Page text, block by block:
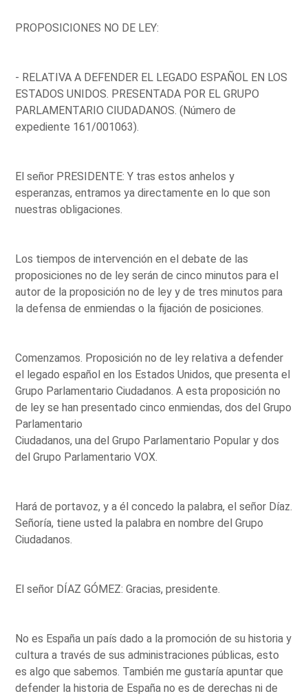
PROPOSICIONES NO DE LEY:
- RELATIVA A DEFENDER EL LEGADO ESPAÑOL EN LOS
ESTADOS UNIDOS. PRESENTADA POR EL GRUPO
PARLAMENTARIO CIUDADANOS. (Número de
expediente 161/001063).
El señor PRESIDENTE: Y tras estos anhelos y
esperanzas, entramos ya directamente en lo que son
nuestras obligaciones.
Los tiempos de intervención en el debate de las
proposiciones no de ley serán de cinco minutos para el
autor de la proposición no de ley y de tres minutos para
la defensa de enmiendas o la fijación de posiciones.
Comenzamos. Proposición no de ley relativa a defender
el legado español en los Estados Unidos, que presenta el
Grupo Parlamentario Ciudadanos. A esta proposición no
de ley se han presentado cinco enmiendas, dos del Grupo
Parlamentario
Ciudadanos, una del Grupo Parlamentario Popular y dos
del Grupo Parlamentario VOX.
Hará de portavoz, y a él concedo la palabra, el señor Díaz.
Señoría, tiene usted la palabra en nombre del Grupo
Ciudadanos.
El señor DÍAZ GÓMEZ: Gracias, presidente.
No es España un país dado a la promoción de su historia y
cultura a través de sus administraciones públicas, esto
es algo que sabemos. También me gustaría apuntar que
defender la historia de España no es de derechas ni de